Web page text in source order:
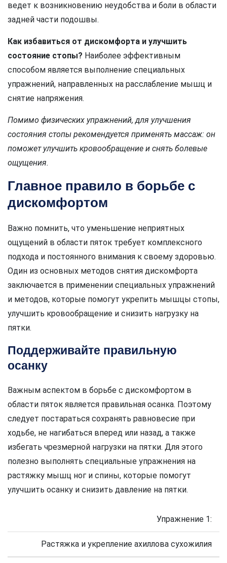
ведет к возникновению неудобства и боли в области
задней части подошвы.
Как избавиться от дискомфорта и улучшить
состояние стопы? Наиболее эффективным
способом является выполнение специальных
упражнений, направленных на расслабление мышц и
снятие напряжения.
Помимо физических упражнений, для улучшения
состояния стопы рекомендуется применять массаж: он
поможет улучшить кровообращение и снять болевые
ощущения.
Главное правило в борьбе с
дискомфортом
Важно помнить, что уменьшение неприятных
ощущений в области пяток требует комплексного
подхода и постоянного внимания к своему здоровью.
Один из основных методов снятия дискомфорта
заключается в применении специальных упражнений
и методов, которые помогут укрепить мышцы стопы,
улучшить кровообращение и снизить нагрузку на
пятки.
Поддерживайте правильную
осанку
Важным аспектом в борьбе с дискомфортом в
области пяток является правильная осанка. Поэтому
следует постараться сохранять равновесие при
ходьбе, не нагибаться вперед или назад, а также
избегать чрезмерной нагрузки на пятки. Для этого
полезно выполнять специальные упражнения на
растяжку мышц ног и спины, которые помогут
улучшить осанку и снизить давление на пятки.
Упражнение 1:
Растяжка и укрепление ахиллова сухожилия